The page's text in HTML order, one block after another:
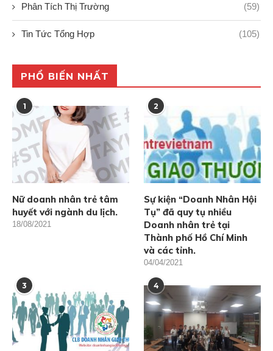
Phân Tích Thị Trường (59)
Tin Tức Tổng Hợp (105)
PHỔ BIẾN NHẤT
1
Nữ doanh nhân trẻ tâm
huyết với ngành du lịch.
18/08/2021
2
Sự kiện “Doanh Nhân Hội
Tụ” đã quy tụ nhiều
Doanh nhân trẻ tại
Thành phố Hồ Chí Minh
và các tỉnh.
04/04/2021
3 4